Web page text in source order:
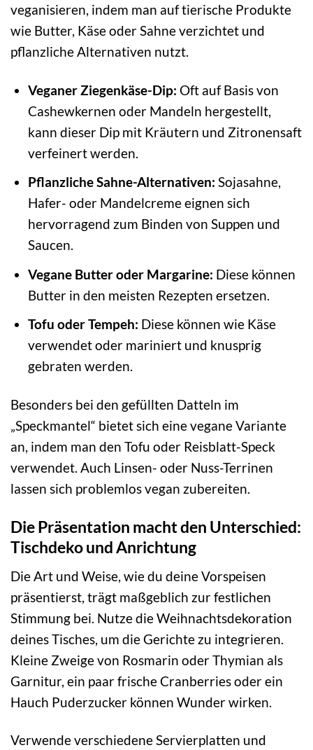
veganisieren, indem man auf tierische Produkte
wie Butter, Käse oder Sahne verzichtet und
pflanzliche Alternativen nutzt.
Veganer Ziegenkäse-Dip: Oft auf Basis von
Cashewkernen oder Mandeln hergestellt,
kann dieser Dip mit Kräutern und Zitronensaft
verfeinert werden.
Pflanzliche Sahne-Alternativen: Sojasahne,
Hafer- oder Mandelcreme eignen sich
hervorragend zum Binden von Suppen und
Saucen.
Vegane Butter oder Margarine: Diese können
Butter in den meisten Rezepten ersetzen.
Tofu oder Tempeh: Diese können wie Käse
verwendet oder mariniert und knusprig
gebraten werden.
Besonders bei den gefüllten Datteln im
„Speckmantel“ bietet sich eine vegane Variante
an, indem man den Tofu oder Reisblatt-Speck
verwendet. Auch Linsen- oder Nuss-Terrinen
lassen sich problemlos vegan zubereiten.
Die Präsentation macht den Unterschied:
Tischdeko und Anrichtung
Die Art und Weise, wie du deine Vorspeisen
präsentierst, trägt maßgeblich zur festlichen
Stimmung bei. Nutze die Weihnachtsdekoration
deines Tisches, um die Gerichte zu integrieren.
Kleine Zweige von Rosmarin oder Thymian als
Garnitur, ein paar frische Cranberries oder ein
Hauch Puderzucker können Wunder wirken.
Verwende verschiedene Servierplatten und